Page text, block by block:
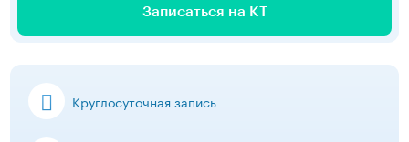
Записаться на КТ
Круглосуточная запись